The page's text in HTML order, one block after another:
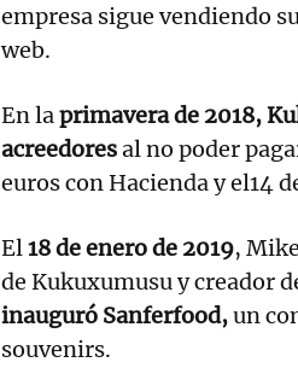
empresa sigue vendiendo
web.
En laprimavera de 2018,
acreedoresal no poder
euros con Hacienda y el14
El18 de enero de 2019,
de Kukuxumusu y creador
inauguró Sanferfood,un
souvenirs.